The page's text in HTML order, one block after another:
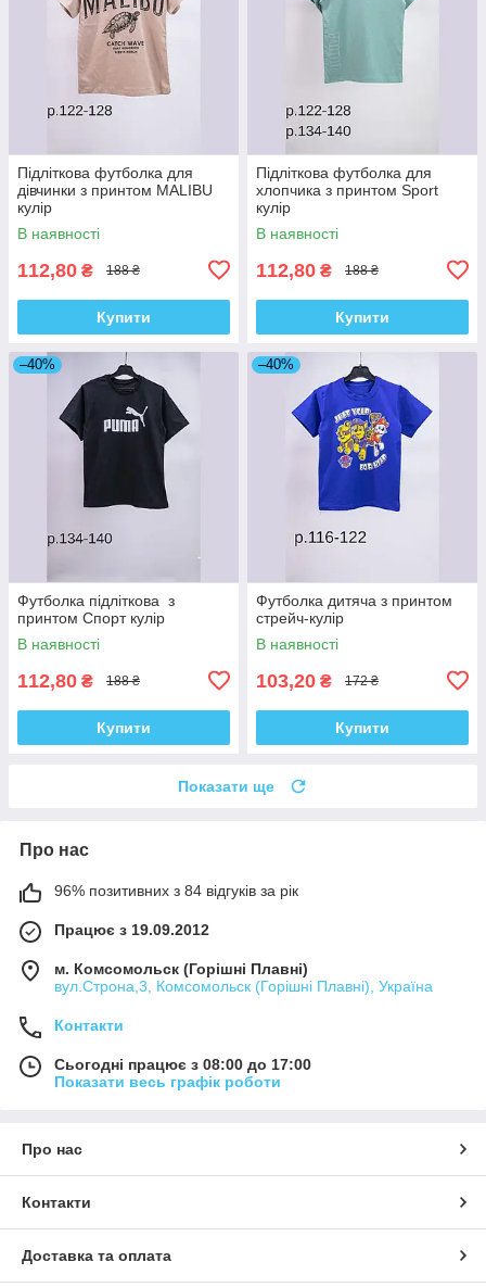
Підліткова футболка для
дівчинки з принтом MALIBU
кулір
В наявності
112,80 ₴ 188 ₴
Купити
Підліткова футболка для
хлопчика з принтом Sport
кулір
В наявності
112,80 ₴ 188 ₴
Купити
–40%
Футболка підліткова з
принтом Спорт кулір
В наявності
112,80 ₴ 188 ₴
Купити
–40%
Футболка дитяча з принтом
стрейч-кулір
В наявності
103,20 ₴ 172 ₴
Купити
Показати ще
Про нас
96% позитивних з 84 відгуків за рік
Працює з 19.09.2012
м. Комсомольск (Горішні Плавні)
вул.Строна,3, Комсомольск (Горішні Плавні), Україна
Контакти
Сьогодні працює з 08:00 до 17:00
Показати весь графік роботи
Про нас
Контакти
Доставка та оплата